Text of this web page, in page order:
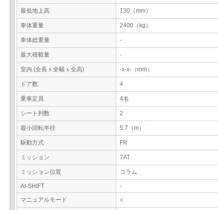
最低地上高 130（mm）
車体重量 2400（kg）
車体総重量 -
最大積載量 -
室内 (全長ｘ全幅ｘ全高) -x-x-（mm）
ドア数 4
乗車定員 4名
シート列数 2
最小回転半径 5.7（m）
駆動方式 FR
ミッション 7AT
ミッション位置 コラム
AI-SHIFT
-
マニュアルモード
○